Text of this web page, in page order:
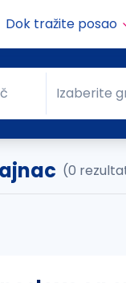
Dok tražite posao
Grad
Izaberite
(0